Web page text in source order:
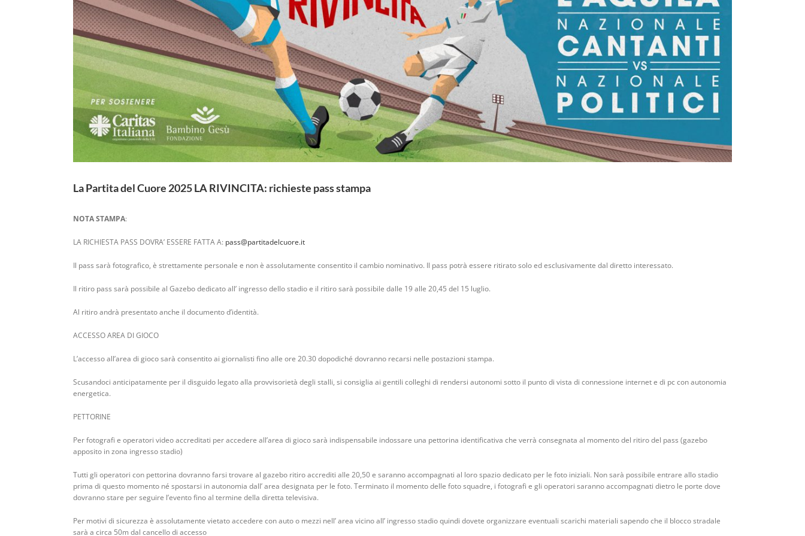
La Partita del Cuore 2025 LA RIVINCITA: richieste pass stampa
NOTA STAMPA:
LA RICHIESTA PASS DOVRA’ ESSERE FATTA A: pass@partitadelcuore.it
Il pass sarà fotografico, è strettamente personale e non è assolutamente consentito il cambio nominativo. Il pass potrà essere ritirato solo ed esclusivamente dal diretto interessato.
Il ritiro pass sarà possibile al Gazebo dedicato all’ ingresso dello stadio e il ritiro sarà possibile dalle 19 alle 20,45 del 15 luglio.
Al ritiro andrà presentato anche il documento d’identità.
ACCESSO AREA DI GIOCO
L’accesso all’area di gioco sarà consentito ai giornalisti fino alle ore 20.30 dopodiché dovranno recarsi nelle postazioni stampa.
Scusandoci anticipatamente per il disguido legato alla provvisorietà degli stalli, si consiglia ai gentili colleghi di rendersi autonomi sotto il punto di vista di connessione internet e di pc con autonomia
energetica.
PETTORINE
Per fotografi e operatori video accreditati per accedere all’area di gioco sarà indispensabile indossare una pettorina identificativa che verrà consegnata al momento del ritiro del pass (gazebo
apposito in zona ingresso stadio)
Tutti gli operatori con pettorina dovranno farsi trovare al gazebo ritiro accrediti alle 20,50 e saranno accompagnati al loro spazio dedicato per le foto iniziali. Non sarà possibile entrare allo stadio
prima di questo momento né spostarsi in autonomia dall’ area designata per le foto. Terminato il momento delle foto squadre, i fotografi e gli operatori saranno accompagnati dietro le porte dove
dovranno stare per seguire l’evento fino al termine della diretta televisiva.
Per motivi di sicurezza è assolutamente vietato accedere con auto o mezzi nell’ area vicino all’ ingresso stadio quindi dovete organizzare eventuali scarichi materiali sapendo che il blocco stradale
sarà a circa 50m dal cancello di accesso